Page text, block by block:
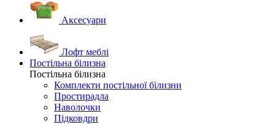
Аксесуари
Лофт меблі
Постільна білизна
Постільна білизна
Комплекти постільної білизни
Простирадла
Наволочки
Підковдри